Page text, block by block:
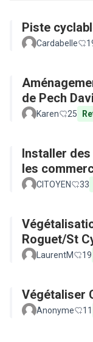
Piste
Cardabelle
de Pech
Karen 25
Installer
les
CITOYEN 33
Roguet/St
LaurentM 19
Végétaliser
Anonyme 11